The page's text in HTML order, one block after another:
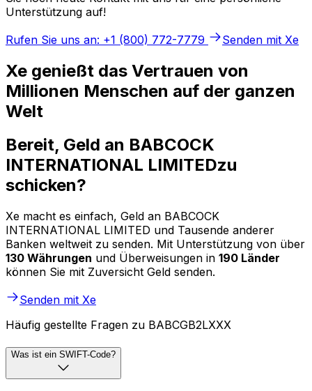
Unterstützung auf!
Rufen Sie uns an: +1 (800) 772-7779
Senden mit Xe
Xe genießt das Vertrauen von
Millionen Menschen auf der ganzen
Welt
Bereit, Geld an BABCOCK
INTERNATIONAL LIMITEDzu
schicken?
Xe macht es einfach, Geld an BABCOCK
INTERNATIONAL LIMITED und Tausende anderer
Banken weltweit zu senden. Mit Unterstützung von über
130 Währungen und Überweisungen in 190 Länder
können Sie mit Zuversicht Geld senden.
Senden mit Xe
Häufig gestellte Fragen zu BABCGB2LXXX
Was ist ein SWIFT-Code?